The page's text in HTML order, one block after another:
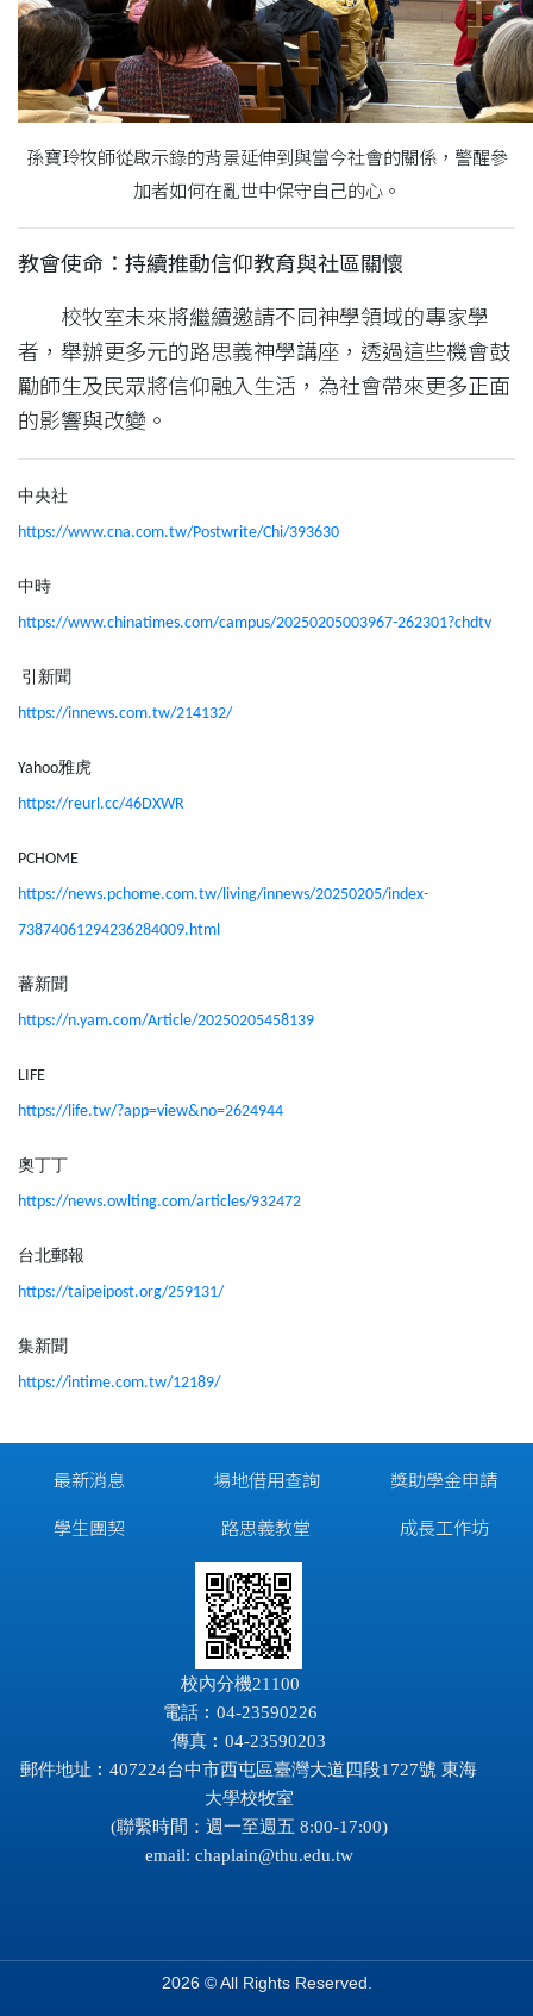
孫寶玲牧師從啟示錄的背景延伸到與當今社會的關係，警醒參
加者如何在亂世中保守自己的心。
教會使命：持續推動信仰教育與社區關懷
校牧室未來將繼續邀請不同神學領域的專家學
者，舉辦更多元的路思義神學講座，透過這些機會鼓
勵師生及民眾將信仰融入生活，為社會帶來更多正面
的影響與改變。
中央社
https://www.cna.com.tw/Postwrite/Chi/393630
中時
https://www.chinatimes.com/campus/20250205003967-262301?chdtv
引新聞
https://innews.com.tw/214132/
Yahoo雅虎
https://reurl.cc/46DXWR
PCHOME
https://news.pchome.com.tw/living/innews/20250205/index-
73874061294236284009.html
蕃新聞
https://n.yam.com/Article/20250205458139
LIFE
https://life.tw/?app=view&no=2624944
奧丁丁
https://news.owlting.com/articles/932472
台北郵報
https://taipeipost.org/259131/
集新聞
https://intime.com.tw/12189/
最新消息
學生團契
場地借用查詢
路思義教堂
獎助學金申請
成長工作坊
校內分機21100
電話︰04-23590226
傳真︰04-23590203
郵件地址︰407224台中市西屯區臺灣大道四段1727號 東海
大學校牧室
(聯繫時間：週一至週五 8:00-17:00)
email: chaplain@thu.edu.tw
2026 © All Rights Reserved.